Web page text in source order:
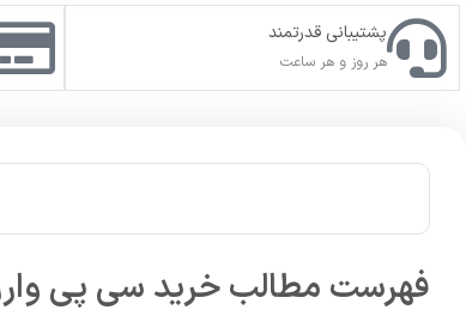
پشتیبانی قدرتمند
هر روز و هر ساعت
فهرست مطالب خرید سی پی